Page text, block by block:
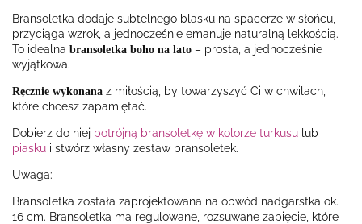
Bransoletka dodaje subtelnego blasku na spacerze w słońcu,
przyciąga wzrok, a jednocześnie emanuje naturalną lekkością.
To idealna bransoletka boho na lato – prosta, a jednocześnie
wyjątkowa.
Ręcznie wykonana z miłością, by towarzyszyć Ci w chwilach,
które chcesz zapamiętać.
Dobierz do niej potrójną bransoletkę w kolorze turkusu lub
piasku i stwórz własny zestaw bransoletek.
Uwaga:
Bransoletka została zaprojektowana na obwód nadgarstka ok.
16 cm. Bransoletka ma regulowane, rozsuwane zapięcie, które